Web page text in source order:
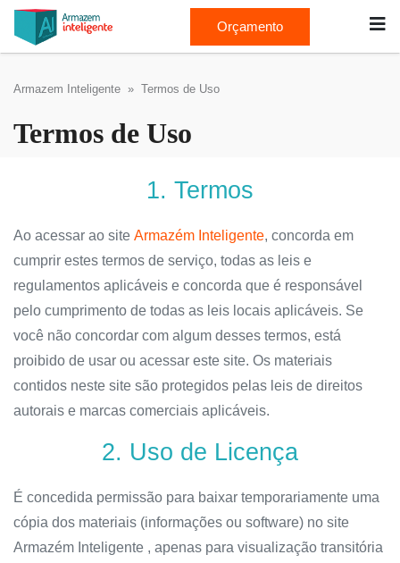
Orçamento
Armazem Inteligente » Termos de Uso
Termos de Uso
1. Termos
Ao acessar ao site Armazém Inteligente, concorda em
cumprir estes termos de serviço, todas as leis e
regulamentos aplicáveis ​​e concorda que é responsável
pelo cumprimento de todas as leis locais aplicáveis. Se
você não concordar com algum desses termos, está
proibido de usar ou acessar este site. Os materiais
contidos neste site são protegidos pelas leis de direitos
autorais e marcas comerciais aplicáveis.
2. Uso de Licença
É concedida permissão para baixar temporariamente uma
cópia dos materiais (informações ou software) no site
Armazém Inteligente , apenas para visualização transitória